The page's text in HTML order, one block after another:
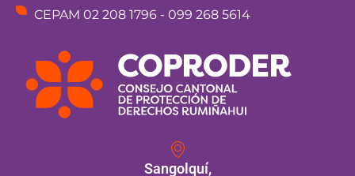
CEPAM 02 208 1796 - 099 268 5614
Sangolquí,